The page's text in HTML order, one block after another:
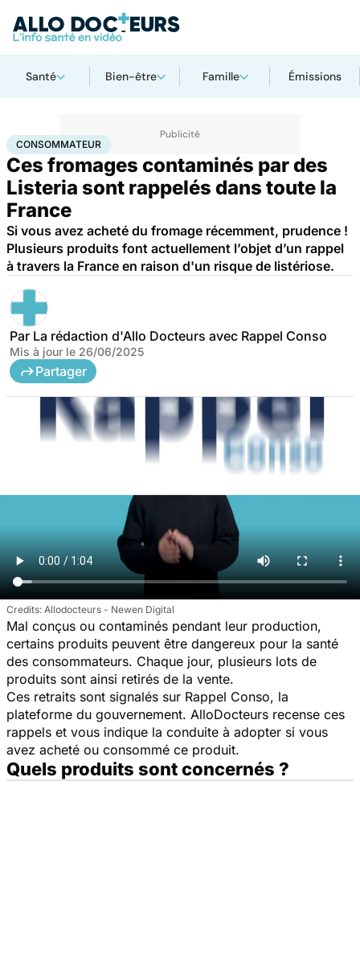
Santé Bien-être Famille Émissions
AccueilSantéConsommateur
CONSOMMATEUR
Ces fromages contaminés par des
Listeria sont rappelés dans toute la
France
Si vous avez acheté du fromage récemment, prudence !
Plusieurs produits font actuellement l’objet d’un rappel
à travers la France en raison d'un risque de listériose.
Par La rédaction d'Allo Docteurs avec Rappel Conso
Mis à jour le 26/06/2025
Partager
Allodocteurs - Newen Digital
Mal conçus ou contaminés pendant leur production,
certains produits peuvent être dangereux pour la santé
des consommateurs. Chaque jour, plusieurs lots de
produits sont ainsi retirés de la vente.
Ces retraits sont signalés sur Rappel Conso, la
plateforme du gouvernement. AlloDocteurs recense ces
rappels et vous indique la conduite à adopter si vous
avez acheté ou consommé ce produit.
Quels produits sont concernés ?